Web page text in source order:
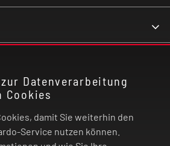
Datenverarbeitung
Cookies
damit Sie weiterhin den
Service nutzen können.